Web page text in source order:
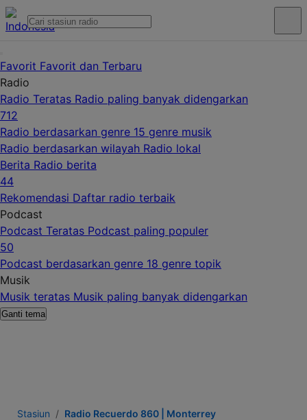
Favorit Favorit dan Terbaru
Radio
Radio Teratas Radio paling banyak didengarkan
712
Radio berdasarkan genre 15 genre musik
Radio berdasarkan wilayah Radio lokal
Berita Radio berita
44
Rekomendasi Daftar radio terbaik
Podcast
Podcast Teratas Podcast paling populer
50
Podcast berdasarkan genre 18 genre topik
Musik
Musik teratas Musik paling banyak didengarkan
Ganti tema
Stasiun Radio Recuerdo 860 | Monterrey